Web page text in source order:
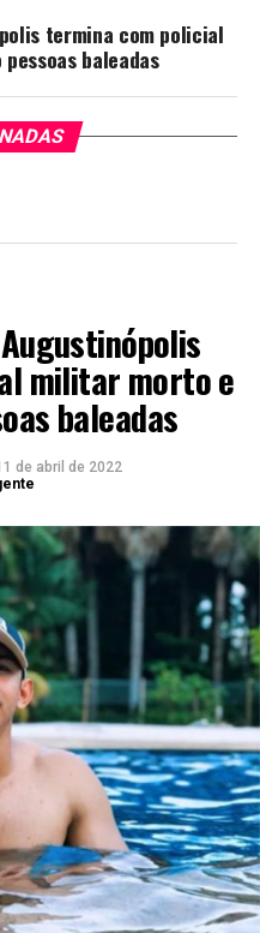
termina com policial
baleadas
militar morto e
baleadas
de abril de 2022